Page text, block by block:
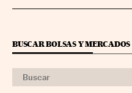
BUSCAR BOLSAS Y MERCADOS